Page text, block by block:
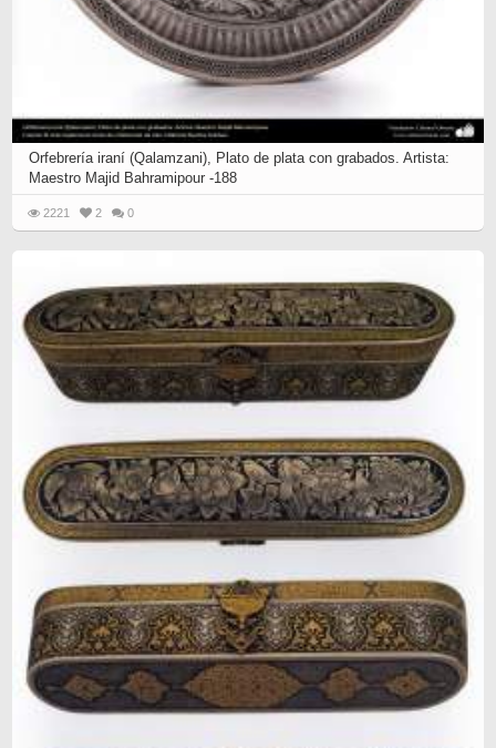
Orfebrería iraní (Qalamzani), Plato de plata con grabados. Artista:
Maestro Majid Bahramipour -188
2221 2 0